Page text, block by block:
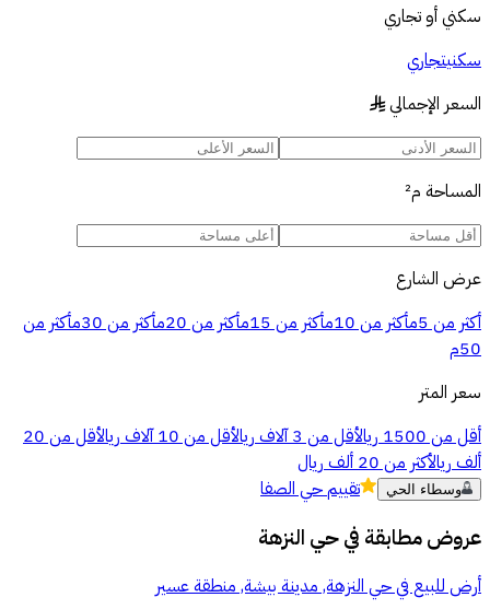
سكني أو تجاري
سكنيتجاري
السعر الإجمالي §
المساحة م²
عرض الشارع
أكثر من 5م
أكثر من 10م أكثر من 15م أكثر من 20م أكثر من 30م
أكثر من
50م
سعر المتر
أقل من 1500 ريال
أقل من 3 آلاف ريال أقل من 10 آلاف ريال
أقل من 20
ألف ريالأكثر من 20 ألف ريال
وسطاء الحي تقييمحي الصفا
عروض مطابقة فيحي النزهة
أرض للبيع في حي النزهة, مدينة بيشة, منطقة عسير